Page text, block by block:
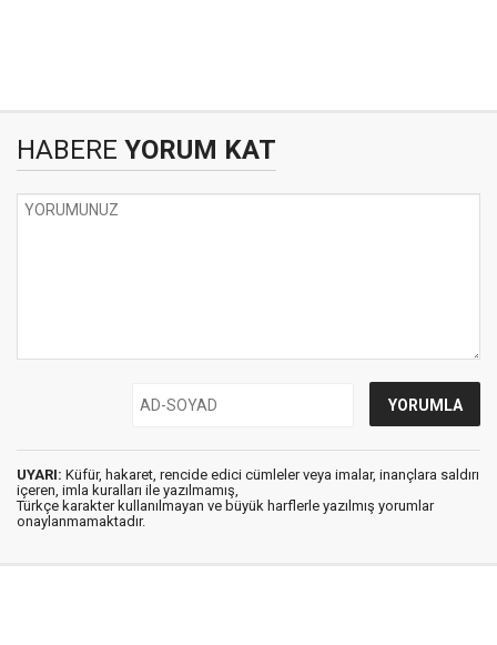
HABERE YORUM KAT
UYARI: Küfür, hakaret, rencide edici cümleler veya imalar, inançlara saldırı
içeren, imla kuralları ile yazılmamış,
Türkçe karakter kullanılmayan ve büyük harflerle yazılmış yorumlar
onaylanmamaktadır.